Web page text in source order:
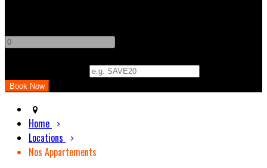
Home
Locations
Nos Appartements